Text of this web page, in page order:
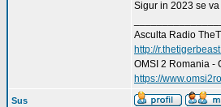
Sigur in 2023 se
Asculta Radio
http://
OMSI 2 Romania -
https://
Sus